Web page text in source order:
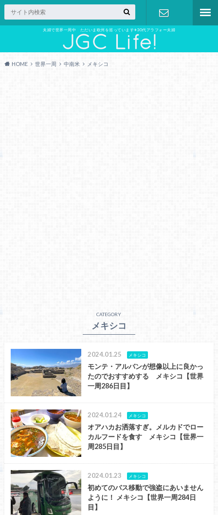
夫婦で世界一周中 ただいま欧州を巡っています✈︎30代アラフォー夫婦
お問い合わ
HOME 世界一周 中南米 メキシコ
CATEGORY
メキシコ
2024.01.25 メキシコ
モンテ・アルバンが想像以上に良かっ
たのでおすすめする メキシコ【世界
一周286日目】
2024.01.24 メキシコ
オアハカお洒落すぎ。メルカドでロー
カルフードを食す メキシコ【世界一
周285日目】
2024.01.23 メキシコ
初めてのバス移動で強盗にあいません
ように！ メキシコ【世界一周284日
目】